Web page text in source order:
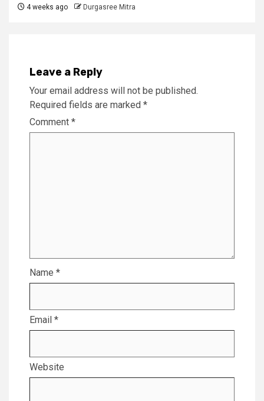
4 weeks ago Durgasree Mitra
Leave a Reply
Your email address will not be published.
Required fields are marked *
Comment *
Name *
Email *
Website